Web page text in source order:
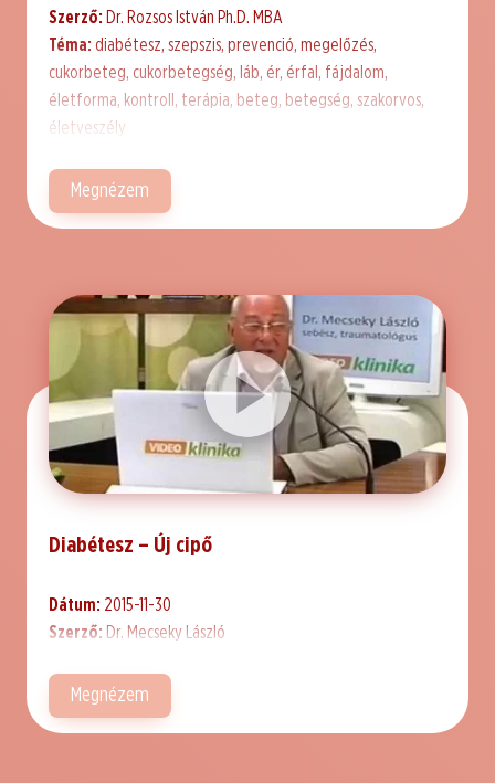
Szerző: Dr. Rozsos István Ph.D. MBA
Téma: diabétesz, szepszis, prevenció, megelőzés,
cukorbeteg, cukorbetegség, láb, ér, érfal, fájdalom,
életforma, kontroll, terápia, beteg, betegség, szakorvos,
életveszély
Megnézem
Diabétesz – Új cipő
Dátum: 2015-11-30
Szerző: Dr. Mecseky László
Megnézem